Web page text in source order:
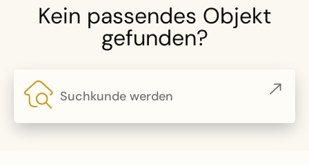
Kein passendes Objekt
gefunden?
Suchkunde werden